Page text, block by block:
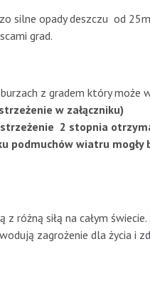
silne opady deszczu od
grad.
z gradem który może
w załączniku)
2 stopnia
podmuchów wiatru mogły
różną siłą na całym świecie.
zagrożenie dla życia i